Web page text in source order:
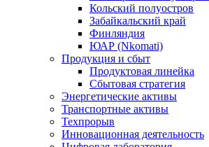
Кольский полуостров
Забайкальский край
Финляндия
ЮАР (Nkomati)
Продукция и сбыт
Продуктовая линейка
Сбытовая стратегия
Энергетические активы
Транспортные активы
Техпрорыв
Инновационная деятельность